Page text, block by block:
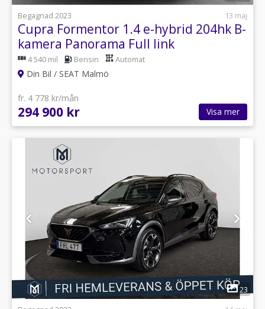
Begagnad 2023
13 maj
Cupra Formentor 1.4 e-hybrid 204hk B-
kamera Panorama Full link
4 540 mil Bensin Automat
Din Bil / SEAT Malmö
fr. 4 778 kr/mån
294 900 kr Visa mer
1
23